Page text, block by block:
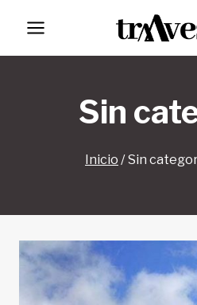
contenido
Sin
Inicio /Sin